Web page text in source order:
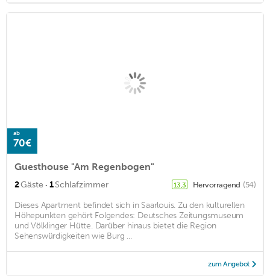
ab
70€
Guesthouse "Am Regenbogen"
2Gäste · 1Schlafzimmer 13,3 Hervorragend (54)
Dieses Apartment befindet sich in Saarlouis. Zu den kulturellen
Höhepunkten gehört Folgendes: Deutsches Zeitungsmuseum
und Völklinger Hütte. Darüber hinaus bietet die Region
Sehenswürdigkeiten wie Burg ...
zum Angebot